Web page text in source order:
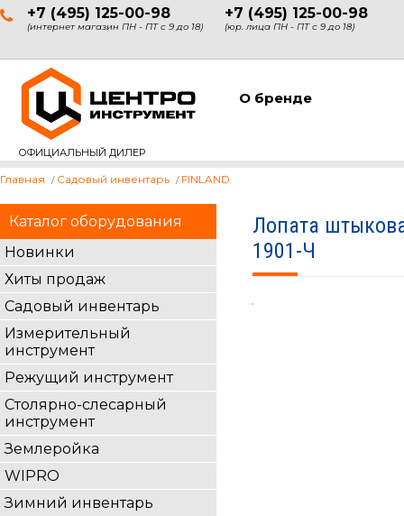
+7 (495) 125-00-98
(интернет магазин ПН - ПТ с 9 до 18)
+7 (495) 125-00-98
(юр. лица ПН - ПТ с 9 до 18)
ОФИЦИАЛЬНЫЙ ДИЛЕР
О бренде
Каталог оборудования
Новинки
Хиты продаж
Садовый инвентарь
Измерительный
инструмент
Режущий инструмент
Столярно-слесарный
инструмент
Землеройка
WIPRO
Зимний инвентарь
Главная Садовый инвентарь FINLAND
Лопата
1901-Ч